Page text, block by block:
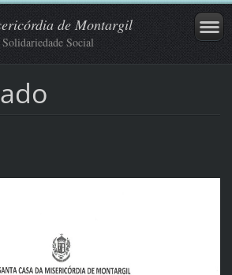
de Montargil
Social